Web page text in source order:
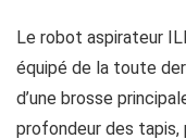
Le robot aspirateur
équipé de la toute
d’une brosse
profondeur des tapis,